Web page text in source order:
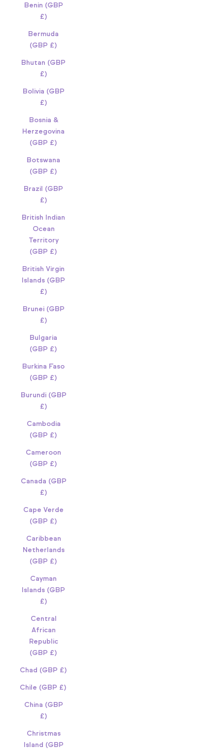
Benin (GBP
£)
Bermuda
(GBP £)
Bhutan (GBP
£)
Bolivia (GBP
£)
Bosnia &
Herzegovina
(GBP £)
Botswana
(GBP £)
Brazil (GBP
£)
British Indian
Ocean
Territory
(GBP £)
British Virgin
Islands (GBP
£)
Brunei (GBP
£)
Bulgaria
(GBP £)
Burkina Faso
(GBP £)
Burundi (GBP
£)
Cambodia
(GBP £)
Cameroon
(GBP £)
Canada (GBP
£)
Cape Verde
(GBP £)
Caribbean
Netherlands
(GBP £)
Cayman
Islands (GBP
£)
Central
African
Republic
(GBP £)
Chad (GBP £)
Chile (GBP £)
China (GBP
£)
Christmas
Island (GBP